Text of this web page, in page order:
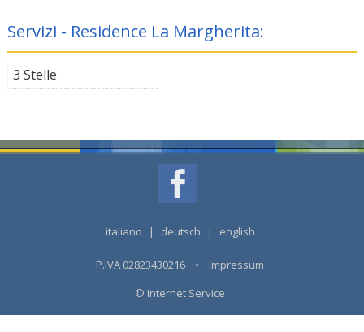
Servizi - Residence La Margherita:
3 Stelle
italiano | deutsch | english
P.IVA 02823430216 • Impressum
© Internet Service